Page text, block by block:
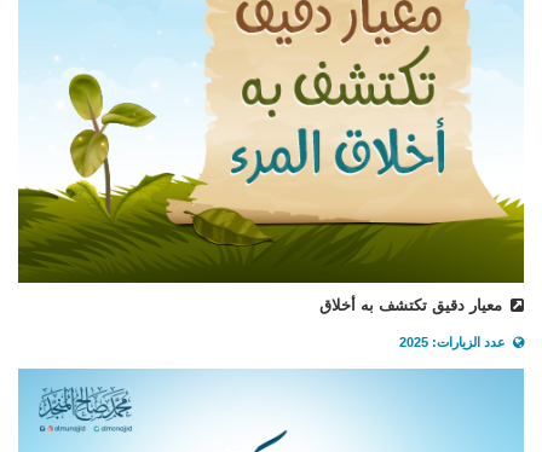
معيار دقيق تكتشف به أخلاق
عدد الزيارات: 2025